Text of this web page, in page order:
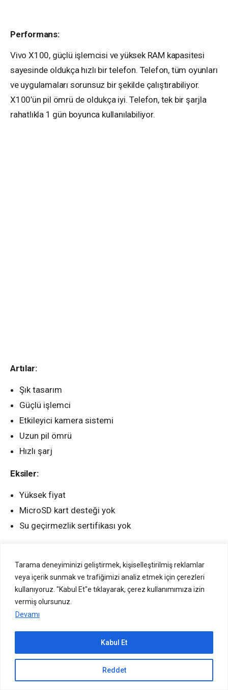
Tarama deneyiminizi geliştirmek, kişiselleştirilmiş reklamlar
veya içerik sunmak ve trafiğimizi analiz etmek için çerezleri
kullanıyoruz. "Kabul Et"e tıklayarak, çerez kullanımımıza izin
vermiş olursunuz.
Devamı
Reddet
Kabul Et
Sıradaki içerik:
Performans:
Vivo X100, güçlü işlemcisi ve yüksek RAM kapasitesi
sayesinde oldukça hızlı bir telefon. Telefon, tüm oyunları
ve uygulamaları sorunsuz bir şekilde çalıştırabiliyor.
X100’ün pil ömrü de oldukça iyi. Telefon, tek bir şarjla
rahatlıkla 1 gün boyunca kullanılabiliyor.
Artılar:
Şık tasarım
Güçlü işlemci
Etkileyici kamera sistemi
Uzun pil ömrü
Hızlı şarj
Eksiler:
Yüksek fiyat
MicroSD kart desteği yok
Su geçirmezlik sertifikası yok
Vivo X100, her açıdan etkileyici bir amiral gemisi
modeli. Telefon, şık tasarımı, güçlü işlemcisi, etkileyici
kamera sistemi ve uzun pil ömrü ile öne çıkıyor. Fiyatı
biraz yüksek olsa da, X100 premium bir telefon